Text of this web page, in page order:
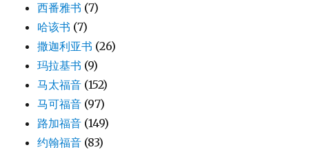
西番雅书 (7)
哈该书 (7)
撒迦利亚书 (26)
玛拉基书 (9)
马太福音 (152)
马可福音 (97)
路加福音 (149)
约翰福音 (83)